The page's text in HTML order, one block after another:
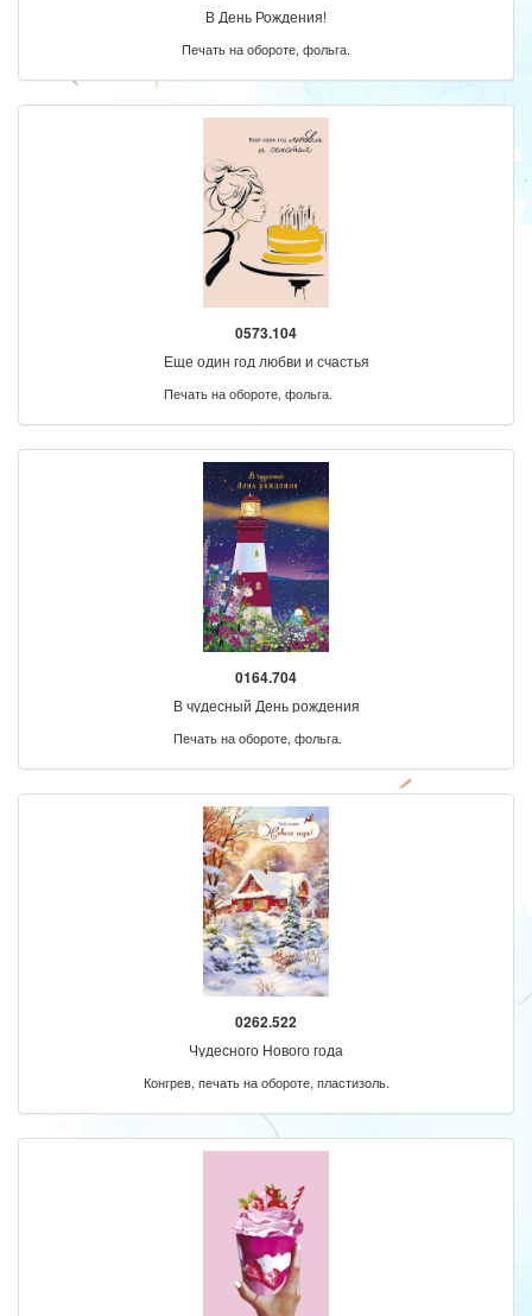
В День Рождения!
Печать на обороте, фольга.
0573.104
Еще один год любви и счастья
Печать на обороте, фольга.
0164.704
В чудесный День рождения
Печать на обороте, фольга.
0262.522
Чудесного Нового года
Конгрев, печать на обороте, пластизоль.